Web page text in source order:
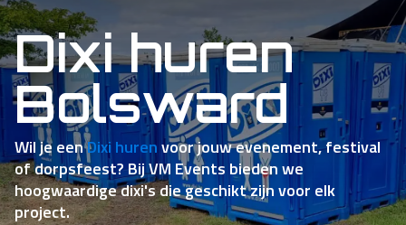
Dixi huren
Bolsward
Wil je eenDixi hurenvoor jouw evenement, festival
of dorpsfeest? Bij VM Events bieden we
hoogwaardige dixi's die geschikt zijn voor elk
project.